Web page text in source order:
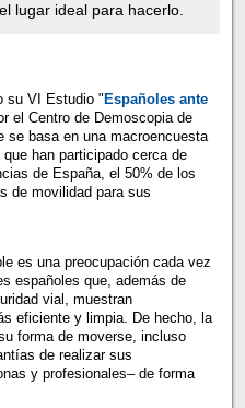
lugar ideal para hacerlo.
su VI Estudio " Españoles ante
el Centro de Demoscopia de
se basa en una macroencuesta
han participado cerca de
de España, el 50% de los
de movilidad para sus
es una preocupación cada vez
españoles que, además de
vial, muestran
eficiente y limpia. De hecho, la
forma de moverse, incluso
de realizar sus
y profesionales– de forma